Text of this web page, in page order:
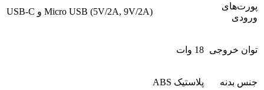
پورت‌های
ورودی
USB-C و Micro USB (5V/2A, 9V/2A)
توان خروجی 18 وات
جنس بدنه پلاستیک ABS